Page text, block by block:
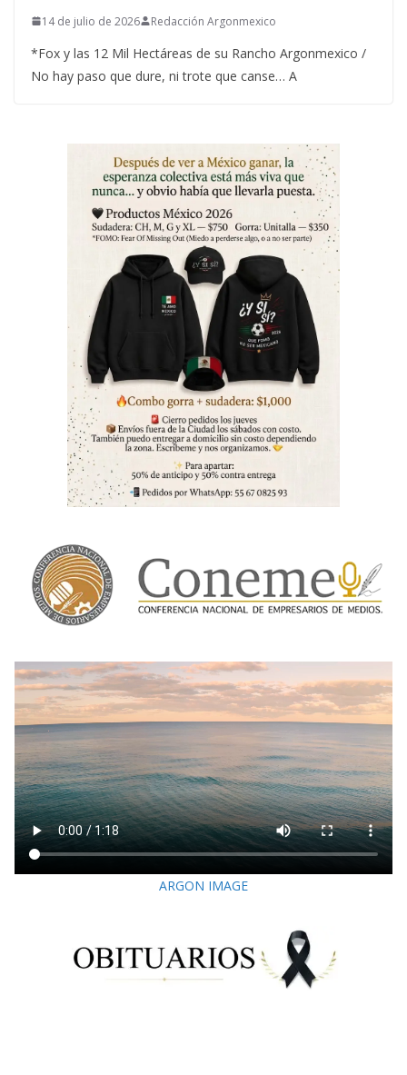
14 de julio de 2026 Redacción Argonmexico
*Fox y las 12 Mil Hectáreas de su Rancho Argonmexico /
No hay paso que dure, ni trote que canse… A
ARGON IMAGE